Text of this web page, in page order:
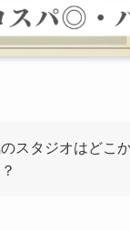
スタジオはどこ